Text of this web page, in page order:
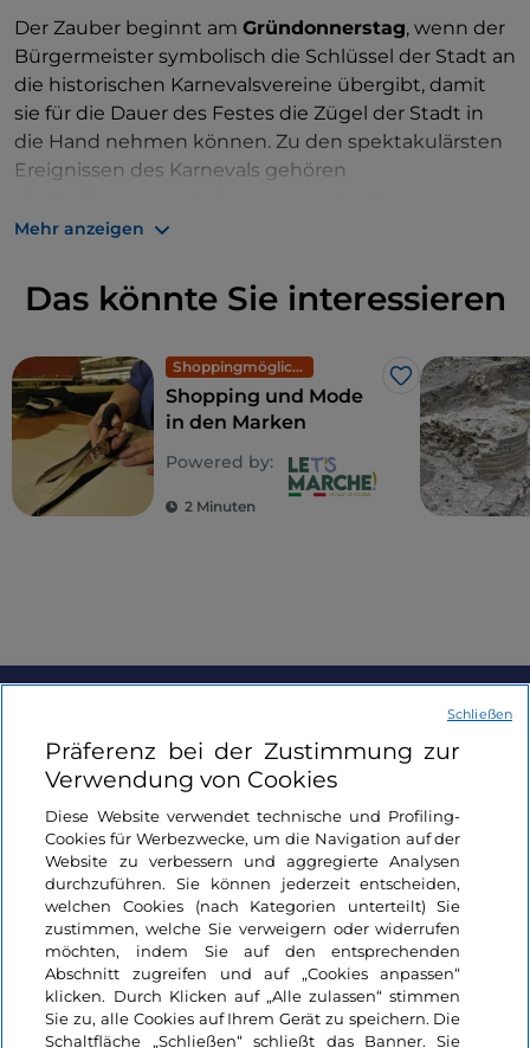
Der Zauber beginnt am Gründonnerstag, wenn der
Bürgermeister symbolisch die Schlüssel der Stadt an
die historischen Karnevalsvereine übergibt, damit
sie für die Dauer des Festes die Zügel der Stadt in
die Hand nehmen können. Zu den spektakulärsten
Ereignissen des Karnevals gehören
FintundV'lurd, die jeweils
Der Bov Fint: Adrenalinreiche Jagd auf den
AmKarfreitag werden die Straßen von Offida mitLu
Bov Fint belebt, einer gnadenlosen Jagd auf
einen falschen Ochsen , der durch die Straßen des
Dorfes läuft und gejagt wird. Eine riesige
Menschenmenge verfolgt die Jagd mit
Leidenschaft, die bei Sonnenuntergang ihren
Einwohnern von Offida gefeiert, die das
traditionelleLu Guazzarò tragen, ein Kleid, das aus
einem weißen Leinenrock und einem roten Tuch
um den Hals besteht.
Der V'lurd: der Zauber des Freudenfeuers und das
Ende des Karnevals
DerV'lurd , der das Ende des Karnevals markiert, ist
eine weitere Tradition, die das Dorf in eine mystische
Atmosphäre hüllt. Mit Stroh gefüllteSchilfbündel
dieV'lurd, werden bei Sonnenuntergang
angezündet und von den Teilnehmern auf den
Schultern durch die Straßen des Dorfes bis
zumgroßen Lagerfeuer auf dem Platz getragen
Mehr anzeigen
Das könnte Sie interessieren
Shoppingmöglichkeiten und Märkte
Like
Shopping und Mode
in den Marken
Powered by:
2 Minuten
Nützliche Links
Login
Bleiben wir in Kontakt
Präferenz bei der Zustimmung zur
Verwendung von Cookies
Diese Website verwendet technische und Profiling-
Cookies für Werbezwecke, um die Navigation auf der
Website zu verbessern und aggregierte Analysen
durchzuführen. Sie können jederzeit entscheiden,
welchen Cookies (nach Kategorien unterteilt) Sie
zustimmen, welche Sie verweigern oder widerrufen
möchten, indem Sie auf den entsprechenden
Abschnitt zugreifen und auf „Cookies anpassen“
klicken. Durch Klicken auf „Alle zulassen“ stimmen
Sie zu, alle Cookies auf Ihrem Gerät zu speichern. Die
Schaltfläche „Schließen“ schließt das Banner. Sie
Schließen